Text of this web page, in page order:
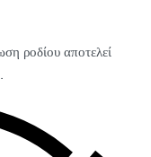
ροδίου αποτελεί